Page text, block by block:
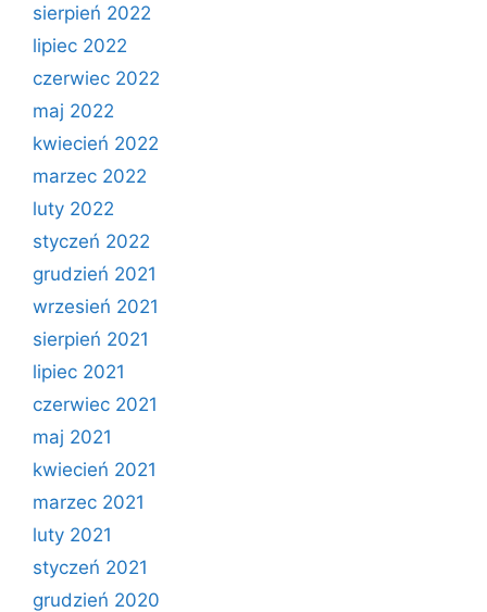
sierpień 2022
lipiec 2022
czerwiec 2022
maj 2022
kwiecień 2022
marzec 2022
luty 2022
styczeń 2022
grudzień 2021
wrzesień 2021
sierpień 2021
lipiec 2021
czerwiec 2021
maj 2021
kwiecień 2021
marzec 2021
luty 2021
styczeń 2021
grudzień 2020